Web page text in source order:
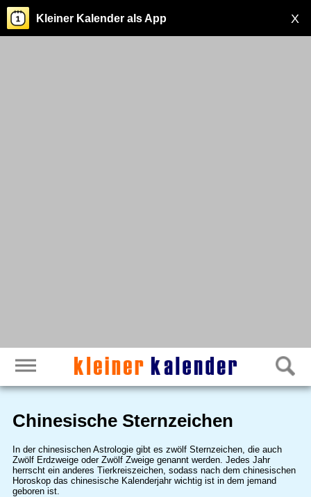
X
Kleiner Kalender als App
Chinesische Sternzeichen
In der chinesischen Astrologie gibt es zwölf Sternzeichen, die auch
Zwölf Erdzweige oder Zwölf Zweige genannt werden. Jedes Jahr
herrscht ein anderes Tierkreiszeichen, sodass nach dem chinesischen
Horoskop das chinesische Kalenderjahr wichtig ist in dem jemand
geboren ist.